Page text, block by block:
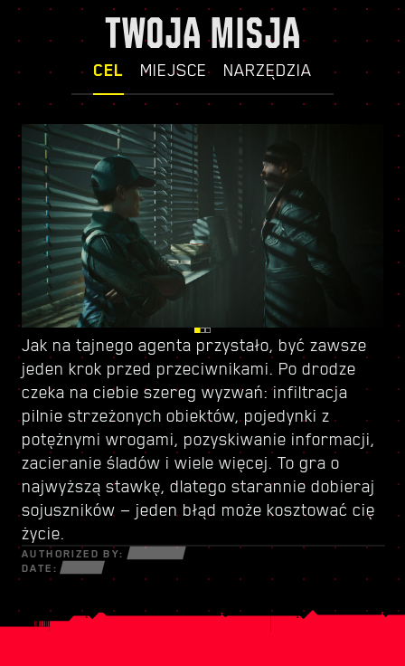
TWOJA MISJA
CEL MIEJSCE NARZĘDZIA
Jak na tajnego agenta przystało, być zawsze
jeden krok przed przeciwnikami. Po drodze
czeka na ciebie szereg wyzwań: infiltracja
pilnie strzeżonych obiektów, pojedynki z
potężnymi wrogami, pozyskiwanie informacji,
zacieranie śladów i wiele więcej. To gra o
najwyższą stawkę, dlatego starannie dobieraj
sojuszników — jeden błąd może kosztować cię
życie.
AUTHORIZED BY:
DATE:
Kieruj się do Dogtown — zrujnowanej części
miasta rządzonej przez
bezwzględnego watażkę. To miejsce oferuje
szereg dodatkowych możliwości zarobku,
niekoniecznie legalnych, ale zawsze
ekscytujących. Nie krępuj się, to co robisz
poza misją główną, to twoja sprawa, ale miej
oczy z tyłu głowy — niebezpieczeństwo czai się
na każdym kroku.
Z racji przyznanego ci statusu tajnego agenta
i wagi misji masz teraz dostęp do
nowego zestawu umiejętności— zrób z niego
dobry użytek. Na miejscu znajdziesz też sprzęt
i broń, których próżno szukać w Night City.
Korzystaj z nowego arsenału wedle uznania —
w Dogtown wszystkie chwyty są dozwolone.